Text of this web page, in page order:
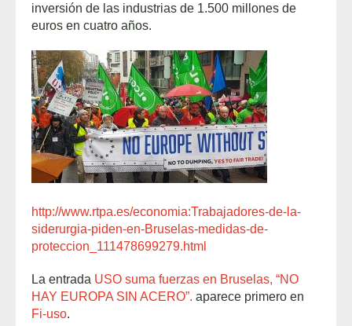
inversión de las industrias de 1.500 millones de
euros en cuatro años.
http://www.rtpa.es/economia:Trabajadores-de-la-
siderurgia-piden-en-Bruselas-medidas-de-
proteccion_111478699279.html
La entrada USO suma fuerzas en Bruselas, “NO
HAY EUROPA SIN ACERO”. aparece primero en
Fi-uso.